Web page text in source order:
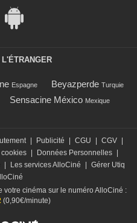
Espagne Beyazperde Turquie
Sensacine México Mexique
Publicité CGU CGV
cookies Données Personnelles
Les services AlloCiné
Gérer Utiq
votre cinéma sur le numéro AlloCiné :
(0,90€/minute)